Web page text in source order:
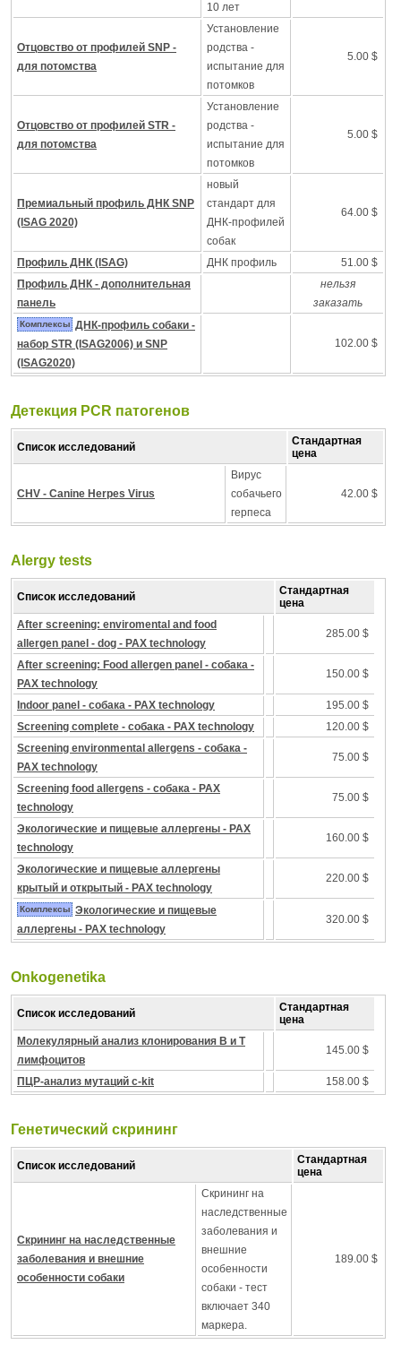
10 лет
Отцовство от профилей SNP -
для потомства
Установление
родства -
испытание для
потомков
5.00 $
Отцовство от профилей STR -
для потомства
Установление
родства -
испытание для
потомков
5.00 $
Премиальный профиль ДНК SNP
(ISAG 2020)
новый
стандарт для
ДНК-профилей
собак
64.00 $
Профиль ДНК (ISAG) ДНК профиль
51.00 $
Профиль ДНК - дополнительная
панель
нельзя
заказать
Комплексы ДНК-профиль собаки -
набор STR (ISAG2006) и SNP
(ISAG2020)
102.00 $
Детекция PCR патогенов
Список исследований
Стандартная
цена
CHV - Canine Herpes Virus
Вирус
собачьего
герпеса
42.00 $
Alergy tests
Список исследований
Стандартная
цена
After screening: enviromental and food
allergen panel - dog - PAX technology
285.00 $
After screening: Food allergen panel - собака -
PAX technology
150.00 $
Indoor panel - собака - PAX technology
195.00 $
Screening complete - собака - PAX technology
120.00 $
Screening environmental allergens - собака -
PAX technology
75.00 $
Screening food allergens - собака - PAX
technology
75.00 $
Экологические и пищевые аллергены - PAX
technology
160.00 $
Экологические и пищевые аллергены
крытый и открытый - PAX technology
220.00 $
Комплексы Экологические и пищевые
аллергены - PAX technology
320.00 $
Onkogenetika
Список исследований
Стандартная
цена
Молекулярный анализ клонирования B и T
лимфоцитов
145.00 $
ПЦР-анализ мутаций c-kit 158.00 $
Генетический скрининг
Список исследований
Стандартная
цена
Скрининг на наследственные
заболевания и внешние
особенности собаки
Скрининг на
наследственные
заболевания и
внешние
особенности
собаки - тест
включает 340
маркера.
189.00 $